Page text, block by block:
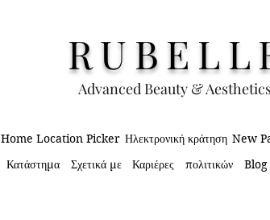
Advanced Beauty &
Location Picker Ηλεκτρονική κράτηση New
Κατάστημα Σχετικά με Καριέρες πολιτικών Blog